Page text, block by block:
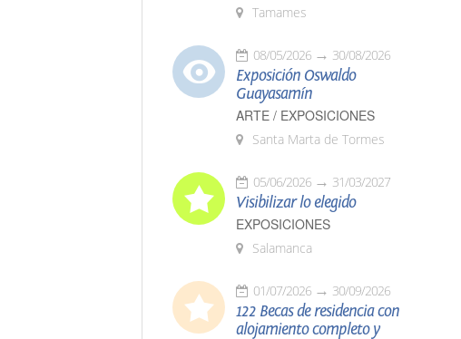
Tamames
08/05/2026 30/08/2026
Exposición Oswaldo
Guayasamín
ARTE / EXPOSICIONES
Santa Marta de Tormes
05/06/2026 31/03/2027
Visibilizar lo elegido
EXPOSICIONES
Salamanca
01/07/2026 30/09/2026
122 Becas de residencia con
alojamiento completo y